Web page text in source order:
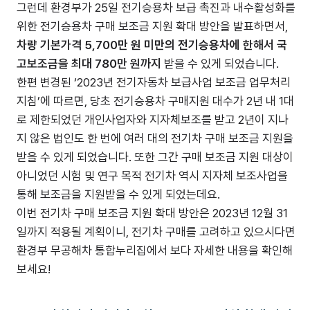
그런데 환경부가 25일 전기승용차 보급 촉진과 내수활성화를
위한 전기승용차 구매 보조금 지원 확대 방안을 발표하면서,
차량 기본가격 5,700만 원 미만의 전기승용차에 한해서 국
고보조금을 최대 780만 원까지 받을 수 있게 되었습니다.
한편 변경된 ‘2023년 전기자동차 보급사업 보조금 업무처리
지침’에 따르면, 당초 전기승용차 구매지원 대수가 2년 내 1대
로 제한되었던 개인사업자와 지자체보조를 받고 2년이 지나
지 않은 법인도 한 번에 여러 대의 전기차 구매 보조금 지원을
받을 수 있게 되었습니다. 또한 그간 구매 보조금 지원 대상이
아니었던 시험 및 연구 목적 전기차 역시 지자체 보조사업을
통해 보조금을 지원받을 수 있게 되었는데요.
이번 전기차 구매 보조금 지원 확대 방안은 2023년 12월 31
일까지 적용될 계획이니, 전기차 구매를 고려하고 있으시다면
환경부 무공해차 통합누리집에서 보다 자세한 내용을 확인해
보세요!